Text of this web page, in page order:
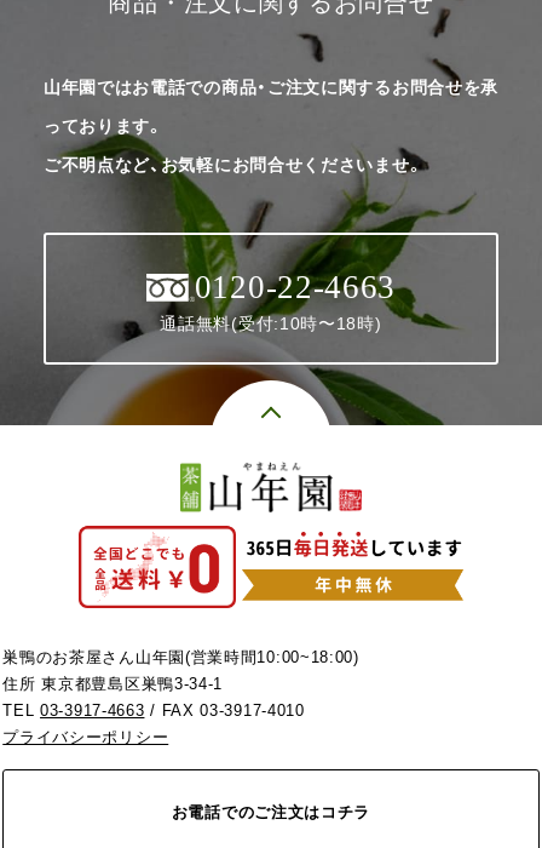
山年園ではお電話での商品・ご注文に関するお問合せを承
っております。
ご不明点など、お気軽にお問合せくださいませ。
0120-22-4663
通話無料(受付:10時〜18時)
巣鴨のお茶屋さん山年園(営業時間10:00~18:00)
住所 東京都豊島区巣鴨3-34-1
TEL03-3917-4663 / FAX 03-3917-4010
プライバシーポリシー
お電話でのご注文はコチラ